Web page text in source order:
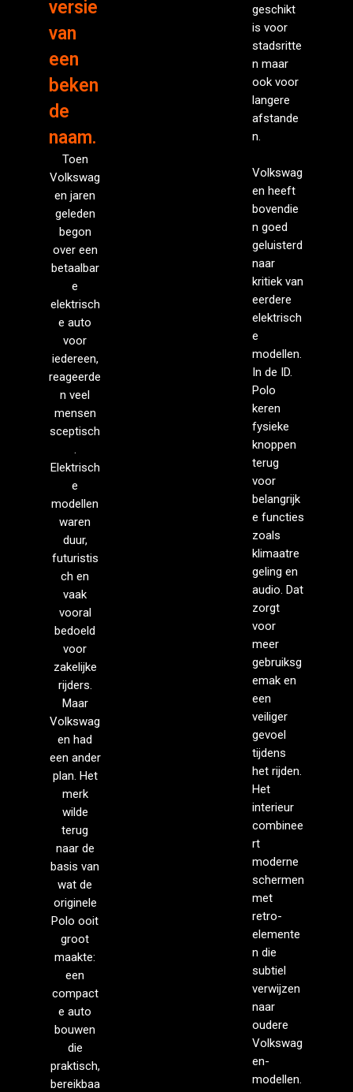
versie
van
een
beken
de
naam.
Toen
Volkswag
en jaren
geleden
begon
over een
betaalbar
e
elektrisch
e auto
voor
iedereen,
reageerde
n veel
mensen
sceptisch
Elektrisch
e
modellen
waren
duur,
futuristis
ch en
vaak
vooral
bedoeld
voor
zakelijke
rijders.
Maar
Volkswag
en had
een ander
plan. Het
merk
wilde
terug
naar de
basis van
wat de
originele
Polo ooit
groot
maakte:
een
compact
e auto
bouwen
die
praktisch,
bereikbaa
geschikt
is voor
stadsritte
n maar
ook voor
langere
afstande
n.
Volkswag
en heeft
bovendie
n goed
geluisterd
naar
kritiek van
eerdere
elektrisch
e
modellen.
In de ID.
Polo
keren
fysieke
knoppen
terug
voor
belangrijk
e functies
zoals
klimaatre
geling en
audio. Dat
zorgt
voor
meer
gebruiksg
emak en
een
veiliger
gevoel
tijdens
het rijden.
Het
interieur
combinee
rt
moderne
schermen
met
retro-
elemente
n die
subtiel
verwijzen
naar
oudere
Volkswag
en-
modellen.